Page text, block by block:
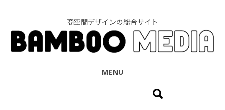
商空間デザインの総合サイト
MENU
索: